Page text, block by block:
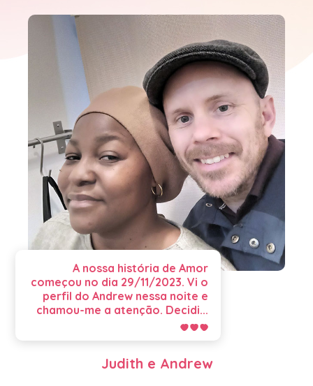
A nossa história de Amor
começou no dia 29/11/2023. Vi o
perfil do Andrew nessa noite e
chamou-me a atenção. Decidi...
Judith e Andrew